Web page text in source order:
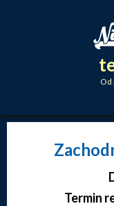
Od
Termin